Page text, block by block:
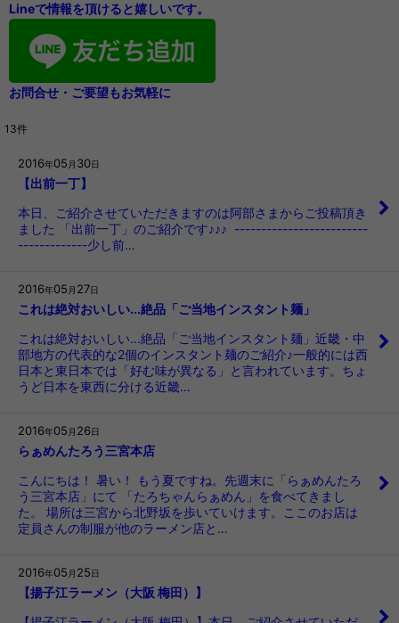
Lineで情報を頂けると嬉しいです。
お問合せ・ご要望もお気軽に
13件
2016年05 月 30日
【出前一丁】
本日、ご紹介させていただきますのは阿部さまからご投稿頂き
ました 「出前一丁」のご紹介です♪♪♪ -------------------------
-------------少し前…
2016年05 月 27日
これは絶対おいしい...絶品「ご当地インスタント麺」
これは絶対おいしい...絶品「ご当地インスタント麺」近畿・中
部地方の代表的な2個のインスタント麺のご紹介♪一般的には西
日本と東日本では「好む味が異なる」と言われています。ちょ
うど日本を東西に分ける近畿…
2016年05 月 26 日
らぁめんたろう三宮本店
こんにちは！ 暑い！ もう夏ですね。先週末に「らぁめんたろ
う三宮本店」にて 「たろちゃんらぁめん」を食べてきまし
た。 場所は三宮から北野坂を歩いていけます。ここのお店は
定員さんの制服が他のラーメン店と…
2016年05 月 25 日
【揚子江ラーメン（大阪 梅田）】